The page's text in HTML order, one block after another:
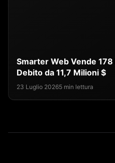
Smarter Web Vende
Debito da 11,7 Milioni $
23 Luglio 20265 min lettura